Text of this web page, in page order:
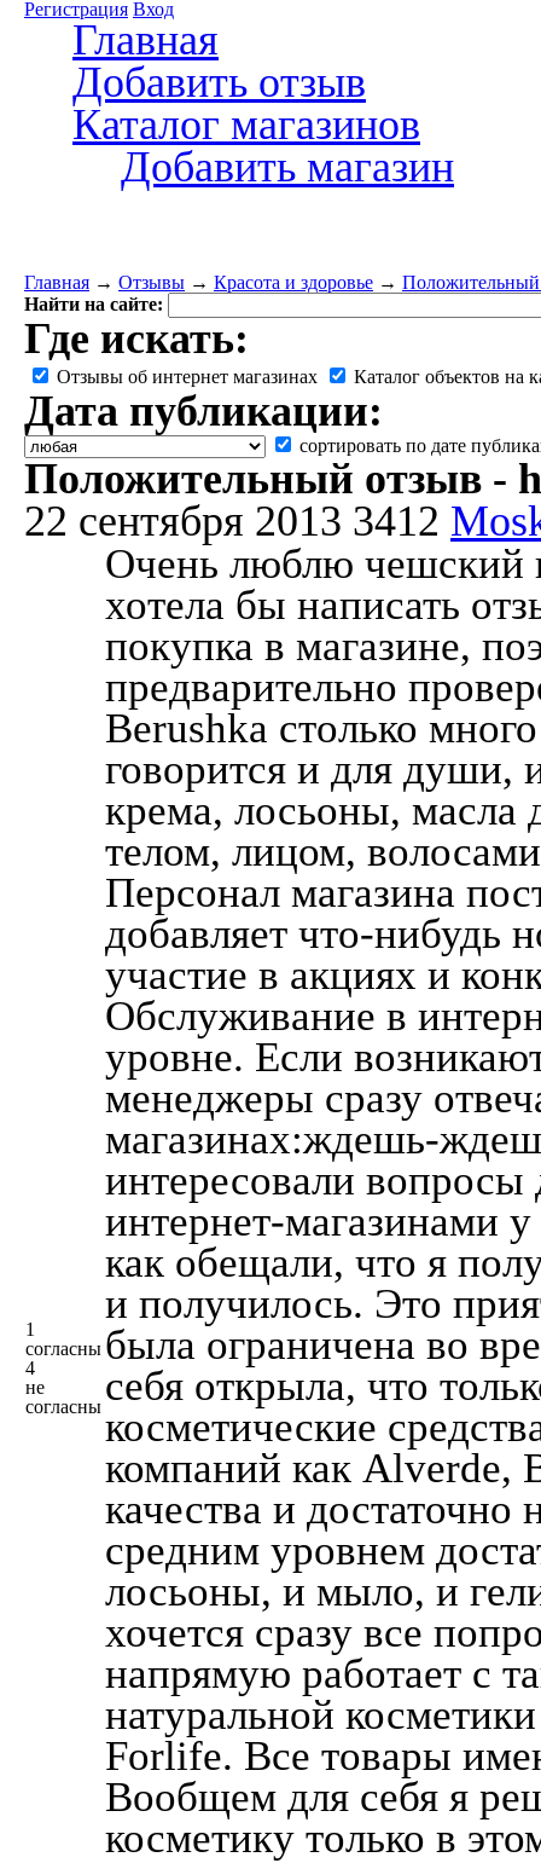
Регистрация Вход
Главная
Добавить отзыв
Каталог магазинов
Добавить магазин
Главная → Отзывы → Красота и здоровье → Положительный
Найти на сайте:
Где искать:
Отзывы об интернет магазинах Каталог объектов на
Дата публикации:
сортировать по дате
Положительный отзыв -
22 сентября 2013 3412
1
согласны
4
не
согласны
Очень люблю чешский
хотела бы написать
покупка в магазине,
предварительно
Berushka столько
говорится и для души,
крема, лосьоны, масла
телом, лицом,
Персонал магазина
добавляет что-нибудь
участие в акциях и
Обслуживание в
уровне. Если
менеджеры сразу
магазинах:ждешь-
интересовали
интернет-магазинами
как обещали, что я
и получилось. Это
была ограничена во
себя открыла, что
косметические
компаний как Alverde,
качества и достаточно
средним уровнем
лосьоны, и мыло, и
хочется сразу все
напрямую работает с
натуральной
Forlife. Все товары
Вообщем для себя я
косметику только в